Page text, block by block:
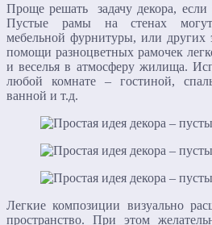
Проще решать задачу декора,
Пустые рамы на стенах могут
мебельной фурнитуры, или других
помощи разноцветных рамочек
и веселья в атмосферу жилища.
любой комнате – гостиной,
ванной и т.д.
Легкие композиции визуально
пространство. При этом